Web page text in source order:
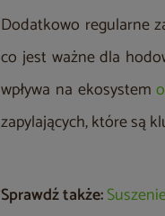
Dodatkowo regularne
co jest ważne dla
wpływa na ekosystem
zapylających, które są
Sprawdź także: